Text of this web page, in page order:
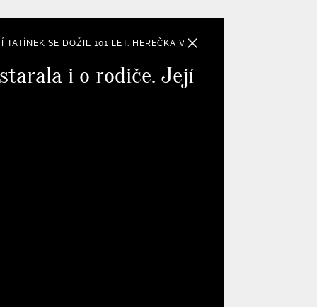
SE DOŽIL 101 LET. HEREČKA VE VŠEM OBSTÁLA SKVĚLE
i o rodiče. Její